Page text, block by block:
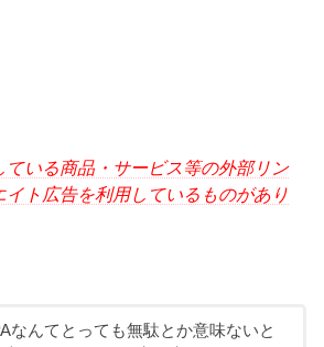
いる商品・サービス等の外部リン
イト広告を利用しているものがあり
なんてとっても無駄とか意味ないと